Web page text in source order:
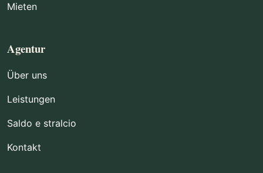
Mieten
Agentur
Über uns
Leistungen
Saldo e stralcio
Kontakt